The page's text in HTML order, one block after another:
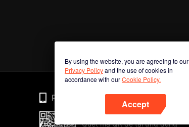
By using the website, you are agreeing to our
Privacy Policyand the use of cookies in
accordance with ourCookie Policy.
Accept
Phone
Quét mã QR để tải ứng dụng